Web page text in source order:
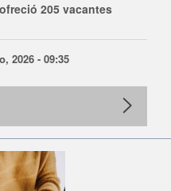
205 vacantes
2026 - 09:35